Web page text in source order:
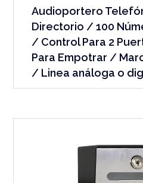
Audioportero
Directorio / 100
/ Control Para 2
Para Empotrar /
/ Linea análoga o